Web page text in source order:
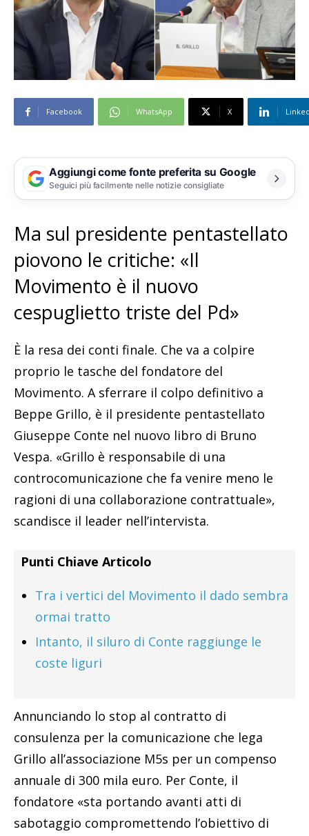
Facebook WhatsApp X
Aggiungi come fonte preferita su Google
Seguici più facilmente nelle notizie consigliate
Ma sul presidente pentastellato
piovono le critiche: «Il
Movimento è il nuovo
cespuglietto triste del Pd»
È la resa dei conti finale. Che va a colpire
proprio le tasche del fondatore del
Movimento. A sferrare il colpo definitivo a
Beppe Grillo, è il presidente pentastellato
Giuseppe Conte nel nuovo libro di Bruno
Vespa. «Grillo è responsabile di una
controcomunicazione che fa venire meno le
ragioni di una collaborazione contrattuale»,
scandisce il leader nell’intervista.
Punti Chiave Articolo
Tra i vertici del Movimento il dado sembra
ormai tratto
Intanto, il siluro di Conte raggiunge le
coste liguri
Annunciando lo stop al contratto di
consulenza per la comunicazione che lega
Grillo all’associazione M5s per un compenso
annuale di 300 mila euro. Per Conte, il
fondatore «sta portando avanti atti di
sabotaggio compromettendo l’obiettivo di